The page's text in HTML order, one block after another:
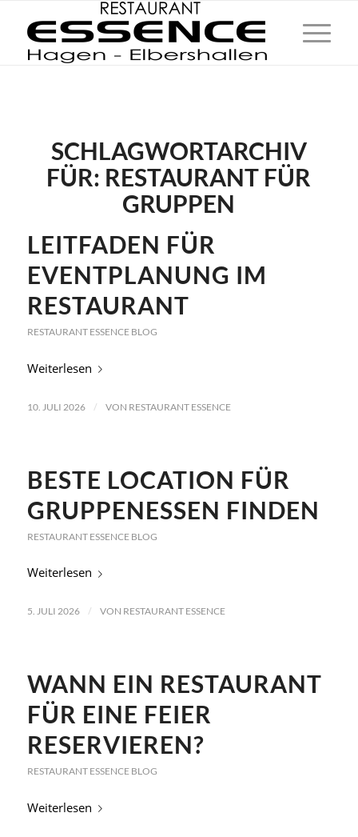
SCHLAGWORTARCHIV
FÜR: RESTAURANT FÜR
GRUPPEN
LEITFADEN FÜR
EVENTPLANUNG IM
RESTAURANT
RESTAURANT ESSENCE BLOG
Weiterlesen
10. JULI 2026 / VON RESTAURANT ESSENCE
BESTE LOCATION FÜR
GRUPPENESSEN FINDEN
RESTAURANT ESSENCE BLOG
Weiterlesen
5. JULI 2026 / VON RESTAURANT ESSENCE
WANN EIN RESTAURANT
FÜR EINE FEIER
RESERVIEREN?
RESTAURANT ESSENCE BLOG
Weiterlesen